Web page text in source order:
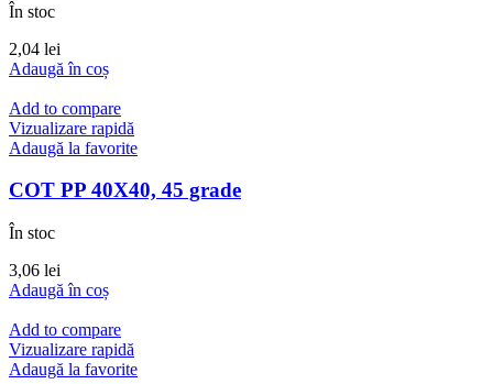
În stoc
2,04 lei
Adaugă în coș
Add to compare
Vizualizare rapidă
Adaugă la favorite
COT PP 40X40, 45 grade
În stoc
3,06 lei
Adaugă în coș
Add to compare
Vizualizare rapidă
Adaugă la favorite